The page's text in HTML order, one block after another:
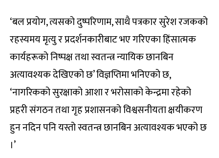
‘बल प्रयोग, त्यसको दुष्परिणाम, साथै पत्रकार सुरेश रजकको
रहस्यमय मृत्यु र प्रदर्शनकारीबाट भए गरिएका हिंसात्मक
कार्यहरूको निष्पक्ष तथा स्वतन्त्र न्यायिक छानबिन
अत्यावश्यक देखिएको छ’ विज्ञप्तिमा भनिएको छ,
‘नागरिकको सुरक्षाको आशा र भरोसाको केन्द्रमा रहेको
प्रहरी संगठन तथा गृह प्रशासनको विश्वसनीयता क्षयीकरण
हुन नदिन पनि यस्तो स्वतन्त्र छानबिन अत्यावश्यक भएको छ
।’